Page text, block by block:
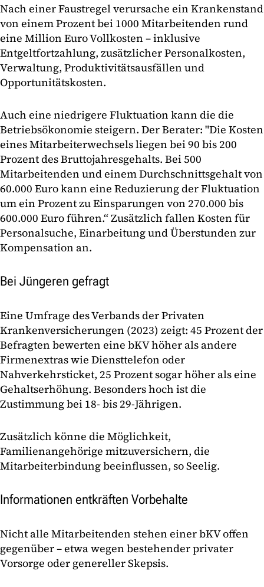
Nach einer Faustregel verursache ein Krankenstand
von einem Prozent bei 1000 Mitarbeitenden rund
eine Million Euro Vollkosten – inklusive
Entgeltfortzahlung, zusätzlicher Personalkosten,
Verwaltung, Produktivitätsausfällen und
Opportunitätskosten.
Auch eine niedrigere Fluktuation kann die die
Betriebsökonomie steigern. Der Berater: "Die Kosten
eines Mitarbeiterwechsels liegen bei 90 bis 200
Prozent des Bruttojahresgehalts. Bei 500
Mitarbeitenden und einem Durchschnittsgehalt von
60.000 Euro kann eine Reduzierung der Fluktuation
um ein Prozent zu Einsparungen von 270.000 bis
600.000 Euro führen.“ Zusätzlich fallen Kosten für
Personalsuche, Einarbeitung und Überstunden zur
Kompensation an.
Bei Jüngeren gefragt
Eine Umfrage des Verbands der Privaten
Krankenversicherungen (2023) zeigt: 45 Prozent der
Befragten bewerten eine bKV höher als andere
Firmenextras wie Diensttelefon oder
Nahverkehrsticket, 25 Prozent sogar höher als eine
Gehaltserhöhung. Besonders hoch ist die
Zustimmung bei 18- bis 29-Jährigen.
Zusätzlich könne die Möglichkeit,
Familienangehörige mitzuversichern, die
Mitarbeiterbindung beeinflussen, so Seelig.
Informationen entkräften Vorbehalte
Nicht alle Mitarbeitenden stehen einer bKV offen
gegenüber – etwa wegen bestehender privater
Vorsorge oder genereller Skepsis.